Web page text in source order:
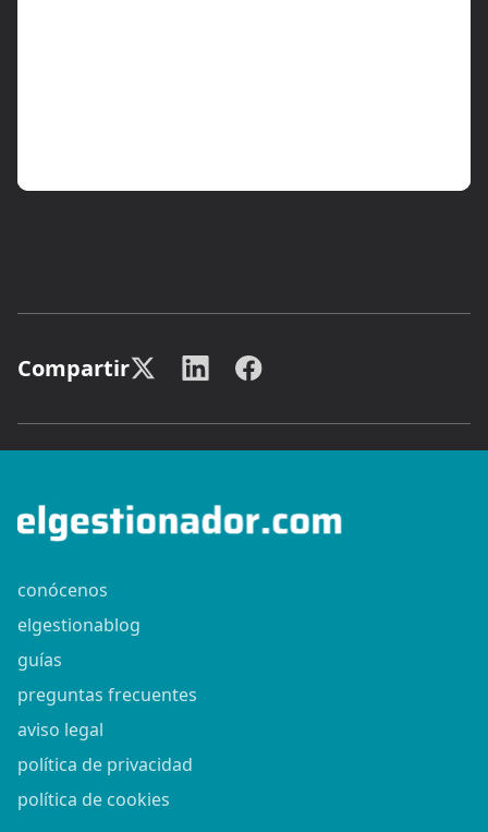
Compartir
conócenos
elgestionablog
guías
preguntas frecuentes
aviso legal
política de privacidad
política de cookies